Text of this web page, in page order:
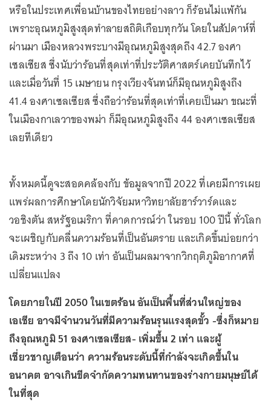
หรือในประเทศเพื่อนบ้านของไทยอย่างลาว ก็ร้อนไม่แพ้กัน
เพราะอุณหภูมิสูงสุดทำลายสถิติเกือบทุกวัน โดยในสัปดาห์ที่
ผ่านมา เมืองหลวงพระบางมีอุณหภูมิสูงสุดถึง 42.7 องศา
เซลเซียส ซึ่งนับว่าร้อนที่สุดเท่าที่ประวัติศาสตร์เคยบันทึกไว้
และเมื่อวันที่ 15 เมษายน กรุงเวียงจันทน์ก็มีอุณหภูมิสูงถึง
41.4 องศาเซลเซียส ซึ่งถือว่าร้อนที่สุดเท่าที่เคยเป็นมา ขณะที่
ในเมืองกาเลวาของพม่า ก็มีอุณหภูมิสูงถึง 44 องศาเซลเซียส
เลยทีเดียว
ทั้งหมดนี้ดูจะสอดคล้องกับ ข้อมูลจากปี 2022 ที่เคยมีการเผย
แพร่ผลการศึกษาโดยนักวิจัยมหาวิทยาลัยฮาร์วาร์ดและ
วอชิงตัน สหรัฐอเมริกา ที่คาดการณ์ว่า ในรอบ 100 ปีนี้ ทั่วโลก
จะเผชิญกับคลื่นความร้อนที่เป็นอันตราย และเกิดขึ้นบ่อยกว่า
เดิมระหว่าง 3 ถึง 10 เท่า อันเป็นผลมาจากวิกฤติภูมิอากาศที่
เปลี่ยนแปลง
โดยภายในปี 2050 ในเขตร้อน อันเป็นพื้นที่ส่วนใหญ่ของ
เอเชีย อาจมีจำนวนวันที่มีความร้อนรุนแรงสุดขั้ว -ซึ่งก็หมาย
ถึงอุณหภูมิ 51 องศาเซลเซียส- เพิ่มขึ้น 2 เท่า และผู้
เชี่ยวชาญเตือนว่า ความร้อนระดับนี้ที่กำลังจะเกิดขึ้นใน
อนาคต อาจเกินขีดจำกัดความทนทานของร่างกายมนุษย์ได้
ในที่สุด